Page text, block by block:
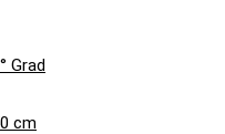
Grad
cm